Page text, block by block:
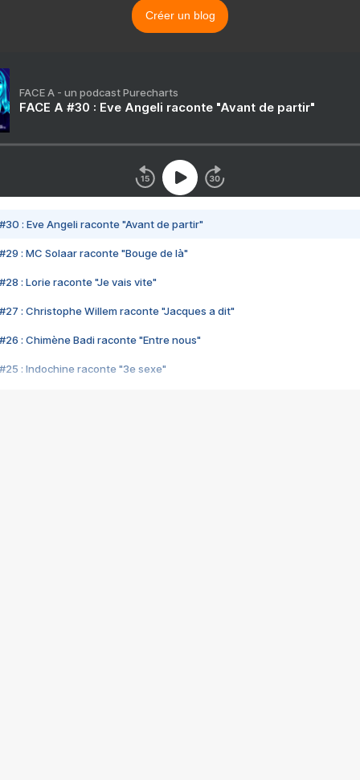
Créer un blog
FACE A - un podcast Purecharts
FACE A #30 : Eve Angeli raconte "Avant de partir"
#30 : Eve Angeli raconte "Avant de partir"
#29 : MC Solaar raconte "Bouge de là"
#28 : Lorie raconte "Je vais vite"
#27 : Christophe Willem raconte "Jacques a dit"
#26 : Chimène Badi raconte "Entre nous"
#25 : Indochine raconte "3e sexe"